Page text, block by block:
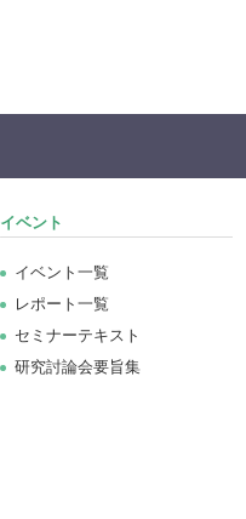
イベント
イベント一覧
レポート一覧
セミナーテキスト
研究討論会要旨集